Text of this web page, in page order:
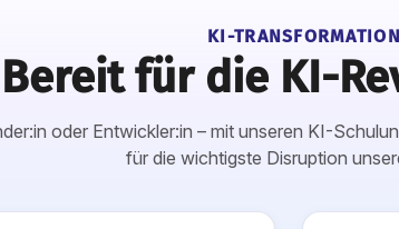
KI-TRANSFORMATION
Bereit für die KI-
oder Entwickler:in – mit unseren KI-
für die wichtigste Disruption